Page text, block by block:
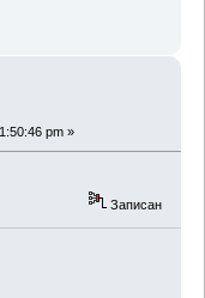
pm »
Записан